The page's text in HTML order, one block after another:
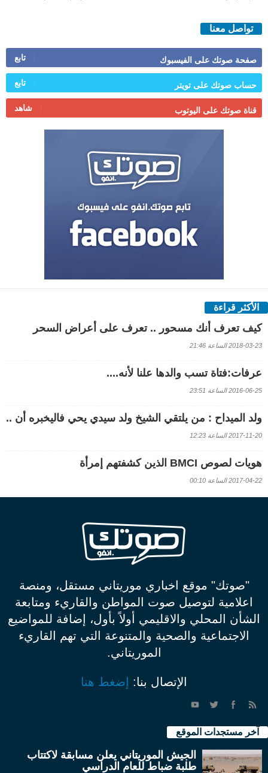
تواصل معنا
صفحة صوتك على الفيسبوك تابع
حساب صوتك على تويتر تابع
قناة صوتك على اليوتوب شاهد
الأكثر قراءة
كيف تعرف أنك مسحور .. تعرف على أعراض السحر
2018-03-23 الساعة 21:46
عرفات:فتاة تسب والدها علنا لأنه....
2016-06-25 الساعة 23:51
ولد الميداح : من يلتقي الشيخ ولد سيدي يحي فاليخبره أن ..
2017-11-20 الساعة 12:23
هويات لصوص BMCI الذين كشفتهم إمرأة
2017-04-22 الساعة 00:10
"صوتك" موقع اخباري موريتاني مستقل، ومنصة
اعلامية لتوصيل صوت المواطن والقاريء ومتابعة
الشأن المحلي والاقليمي أولاً بأول، إضافة للمواضيع
الاجتماعية والصحية والمتنوعة التي تهم القاريء
الموريتاني.
الإتصال بنا: إضغط هنا
آخر مستجدات الموقع
الجيش الموريتاني يعلن مسابقة لاكتتاب
طلبة ضباط للعام الدراسي